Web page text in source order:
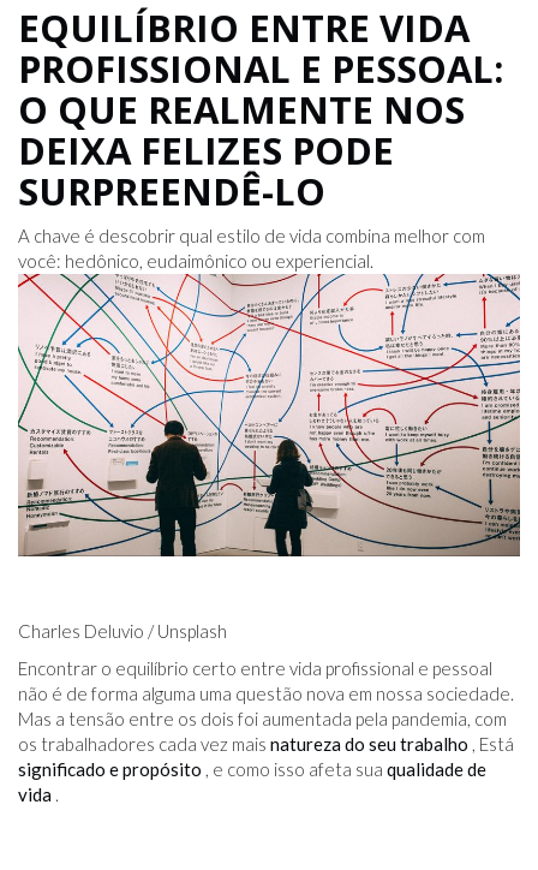
EQUILÍBRIO ENTRE VIDA
PROFISSIONAL E PESSOAL:
O QUE REALMENTE NOS
DEIXA FELIZES PODE
SURPREENDÊ-LO
A chave é descobrir qual estilo de vida combina melhor com
você: hedônico, eudaimônico ou experiencial.
Charles Deluvio / Unsplash
Encontrar o equilíbrio certo entre vida profissional e pessoal
não é de forma alguma uma questão nova em nossa sociedade.
Mas a tensão entre os dois foi aumentada pela pandemia, com
os trabalhadores cada vez mais natureza do seu trabalho , Está
significado e propósito , e como isso afeta sua qualidade de
vida .